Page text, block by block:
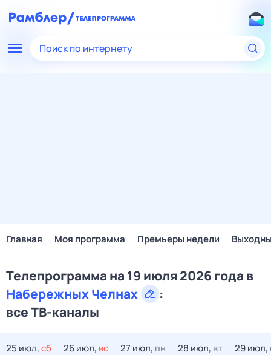
Поиск по интернету
Главная Моя программа Премьеры недели
Телепрограмма на 19 июля 2026 года в
Набережных Челнах
:
все ТВ-каналы
25 июл,сб 26 июл, вс 27 июл, пн 28 июл, вт 29 июл,